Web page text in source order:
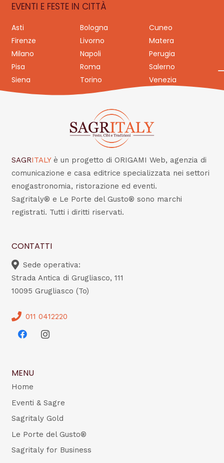
EVENTI E FESTE IN CITTÀ
Asti Bologna
Cuneo
Firenze
Livorno
Matera
Milano
Napoli
Perugia
Pisa
Roma
Salerno
Siena
Torino Venezia
SAGRITALY è un progetto di ORIGAMI Web, agenzia di
comunicazione e casa editrice specializzata nei settori
enogastronomia, ristorazione ed eventi.
Sagritaly® e Le Porte del Gusto® sono marchi
registrati. Tutti i diritti riservati.
CONTATTI
Sede operativa:
Strada Antica di Grugliasco, 111
10095 Grugliasco (To)
011 0412220
MENU
Home
Eventi & Sagre
Sagritaly Gold
Le Porte del Gusto®
Sagritaly for Business